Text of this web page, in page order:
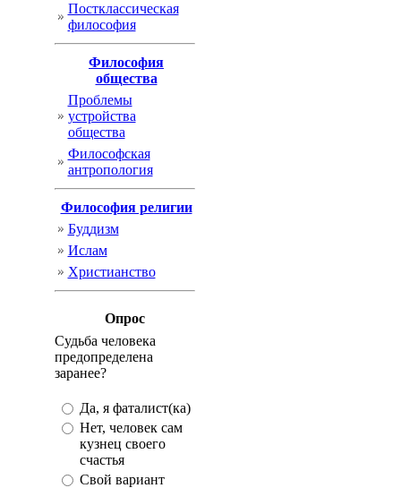
Постклассическая
философия
Философия
общества
Проблемы
устройства
общества
Философская
антропология
Философия религии
Буддизм
Ислам
Христианство
Опрос
Судьба человека
предопределена
заранее?
Да, я фаталист(ка)
Нет, человек сам
кузнец своего
счастья
Свой вариант